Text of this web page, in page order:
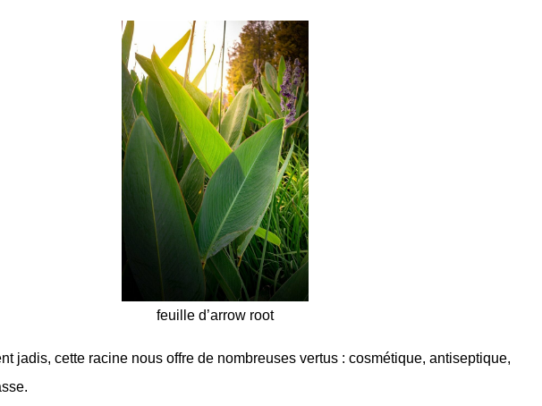
feuille d’arrow root
jadis, cette racine nous offre de nombreuses vertus : cosmétique, antiseptique,